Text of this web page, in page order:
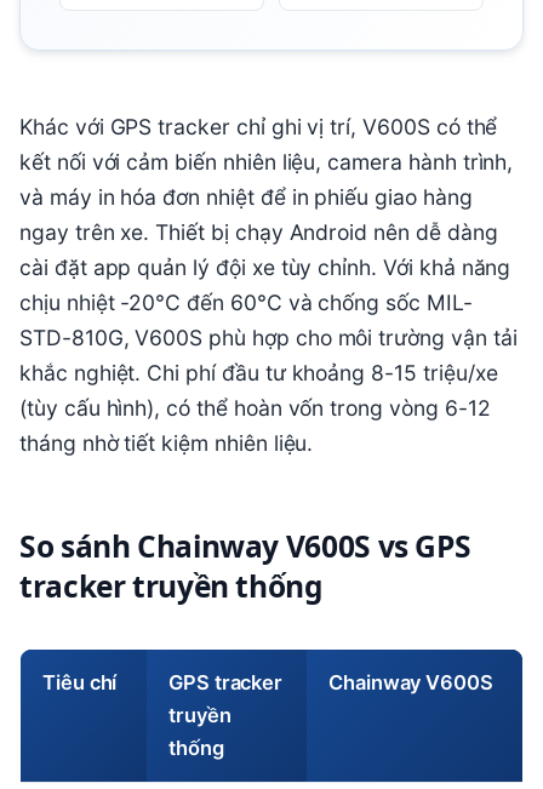
Khác với GPS tracker chỉ ghi vị trí, V600S có thể
kết nối với cảm biến nhiên liệu, camera hành trình,
và máy in hóa đơn nhiệt để in phiếu giao hàng
ngay trên xe. Thiết bị chạy Android nên dễ dàng
cài đặt app quản lý đội xe tùy chỉnh. Với khả năng
chịu nhiệt -20°C đến 60°C và chống sốc MIL-
STD-810G, V600S phù hợp cho môi trường vận tải
khắc nghiệt. Chi phí đầu tư khoảng 8-15 triệu/xe
(tùy cấu hình), có thể hoàn vốn trong vòng 6-12
tháng nhờ tiết kiệm nhiên liệu.
So sánh Chainway V600S vs GPS
tracker truyền thống
Tiêu chí
GPS tracker
truyền
thống
Chainway V600S